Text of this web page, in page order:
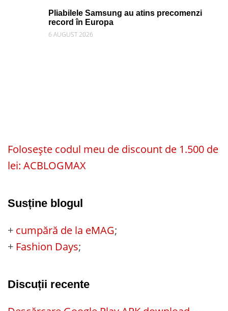
Pliabilele Samsung au atins precomenzi
record în Europa
6 AUGUST 2026
Folosește codul meu de discount de 1.500 de
lei: ACBLOGMAX
Susține blogul
+ cumpără de la eMAG;
+ Fashion Days;
Discuții recente